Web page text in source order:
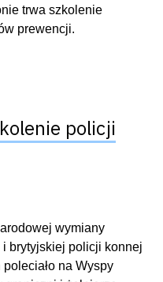
trwa szkolenie
prewencji.
policji
wymiany
brytyjskiej policji konnej
na Wyspy